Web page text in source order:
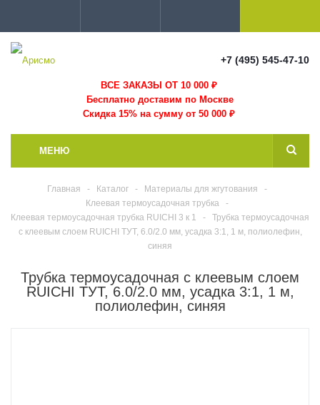
+7 (495) 545-47-10
ВСЕ ЗАКАЗЫ ОТ 10 000₽
Бесплатно доставим по Москве
Скидка 15% на сумму от 50 000 ₽
МЕНЮ
Главная - Каталог - Материалы для жгутования
-
Клеевая термоусадочная трубка
-
Клеевая термоусадочная трубка RUICHI 3 к 1
-
Трубка термоусадочная
с клеевым слоем RUICHI ТУТ, 6.0/2.0 мм, усадка 3:1, 1 м, полиолефин,
синяя
Трубка термоусадочная с клеевым слоем
RUICHI ТУТ, 6.0/2.0 мм, усадка 3:1, 1 м,
полиолефин, синяя